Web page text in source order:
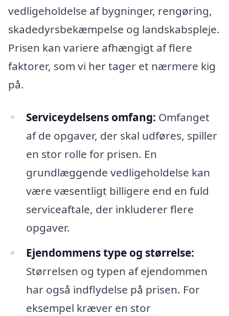
vedligeholdelse af bygninger, rengøring,
skadedyrsbekæmpelse og landskabspleje.
Prisen kan variere afhængigt af flere
faktorer, som vi her tager et nærmere kig
på.
Serviceydelsens omfang: Omfanget
af de opgaver, der skal udføres, spiller
en stor rolle for prisen. En
grundlæggende vedligeholdelse kan
være væsentligt billigere end en fuld
serviceaftale, der inkluderer flere
opgaver.
Ejendommens type og størrelse:
Størrelsen og typen af ejendommen
har også indflydelse på prisen. For
eksempel kræver en stor